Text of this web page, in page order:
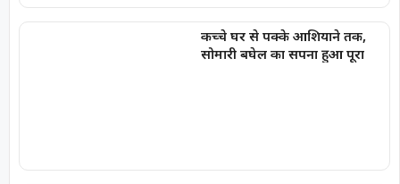
कच्चे घर से पक्के आशियाने तक,
सोमारी बघेल का सपना हुआ पूरा